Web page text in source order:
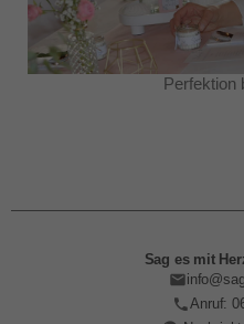
Perfektion
Sag es mit
Anruf: